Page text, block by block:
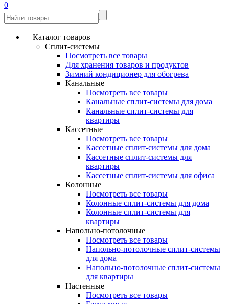
0
Каталог товаров
Сплит-системы
Посмотреть все товары
Для хранения товаров и продуктов
Зимний кондиционер для обогрева
Канальные
Посмотреть все товары
Канальные сплит-системы для дома
Канальные сплит-системы для
квартиры
Кассетные
Посмотреть все товары
Кассетные сплит-системы для дома
Кассетные сплит-системы для
квартиры
Кассетные сплит-системы для офиса
Колонные
Посмотреть все товары
Колонные сплит-системы для дома
Колонные сплит-системы для
квартиры
Напольно-потолочные
Посмотреть все товары
Напольно-потолочные сплит-системы
для дома
Напольно-потолочные сплит-системы
для квартиры
Настенные
Посмотреть все товары